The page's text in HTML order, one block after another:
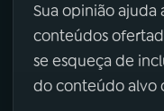
Sua opinião ajuda
conteúdos
se esqueça de
do conteúdo alvo